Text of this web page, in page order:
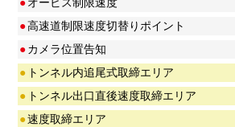
●高速道制限速度切替りポイント
●カメラ位置告知
● トンネル内追尾式取締エリア
● トンネル出口直後速度取締エリア
●速度取締エリア